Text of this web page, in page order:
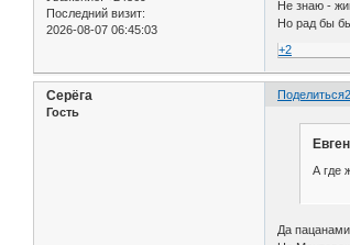
Последний визит:
2026-08-07 06:45:03
Не знаю -
Но рад бы
+2
Поделиться
Серёга
Гость
А где
Да